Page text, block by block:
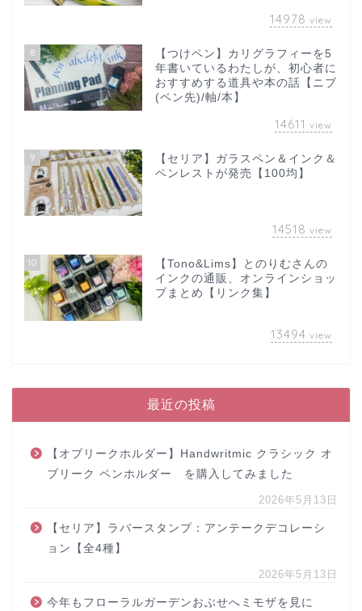
14978 view
8
【つけペン】カリグラフィーを5
年書いているわたしが、初心者に
おすすめする道具や本の話【ニブ
(ペン先)/軸/本】
14611 view
9
【セリア】ガラスペン＆インク＆
ペンレストが発売【100均】
14518 view
10
【Tono&Lims】とのりむさんの
インクの通販、オンラインショッ
プまとめ【リンク集】
13494 view
最近の投稿
【オブリークホルダー】Handwritmic クラシック オ
ブリーク ペンホルダー を購入してみました
2026年5月13日
【セリア】ラバースタンプ：アンテークデコレーシ
ョン【全4種】
2026年5月13日
今年もフローラルガーデンおぶせへミモザを見に